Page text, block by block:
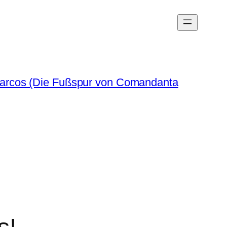
(Die Fußspur von Comandanta